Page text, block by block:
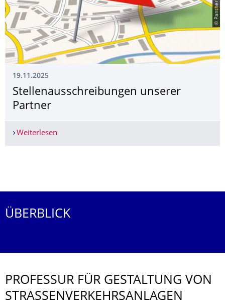
19.11.2025
Stellenausschrei­bungen unserer
Partner
Weiterlesen
ÜBERBLICK
PROFESSUR FÜR GESTALTUNG VON
STRASSENVER­KEHRSANLAGEN